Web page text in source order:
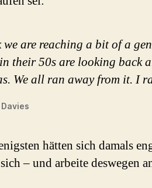
are reaching a bit of a
their 50s are looking back
We all ran away from it. I
hätten sich damals
– und arbeite deswegen